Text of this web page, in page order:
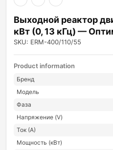
Выходной реактор
кВт (0, 13 кГц) —
SKU: ERM-400/110/55
Product information
Бренд
Модель
Фаза
Напряжение (V)
Ток (А)
Мощность (кВт)